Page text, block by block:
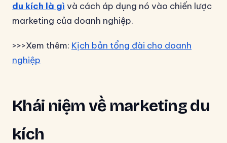
du kích là gì và cách áp dụng nó vào chiến lược
marketing của doanh nghiệp.
>>>Xem thêm: Kịch bản tổng đài cho doanh
nghiệp
Khái niệm về marketing du
kích